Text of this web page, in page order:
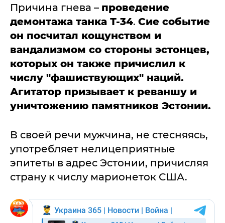
Причина гнева – проведение
демонтажа танка Т-34. Сие событие
он посчитал кощунством и
вандализмом со стороны эстонцев,
которых он также причислил к
числу "фашиствующих" наций.
Агитатор призывает к реваншу и
уничтожению памятников Эстонии.
В своей речи мужчина, не стесняясь,
употребляет нелицеприятные
эпитеты в адрес Эстонии, причисляя
страну к числу марионеток США.